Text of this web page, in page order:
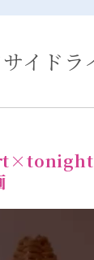
イドラ